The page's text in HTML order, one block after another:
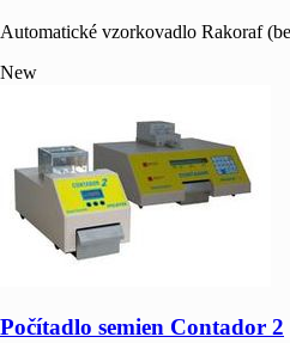
Automatické vzorkovadlo Rakoraf
New
Počítadlo semien Contador 2